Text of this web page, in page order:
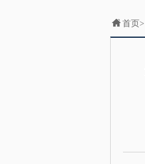
首页>